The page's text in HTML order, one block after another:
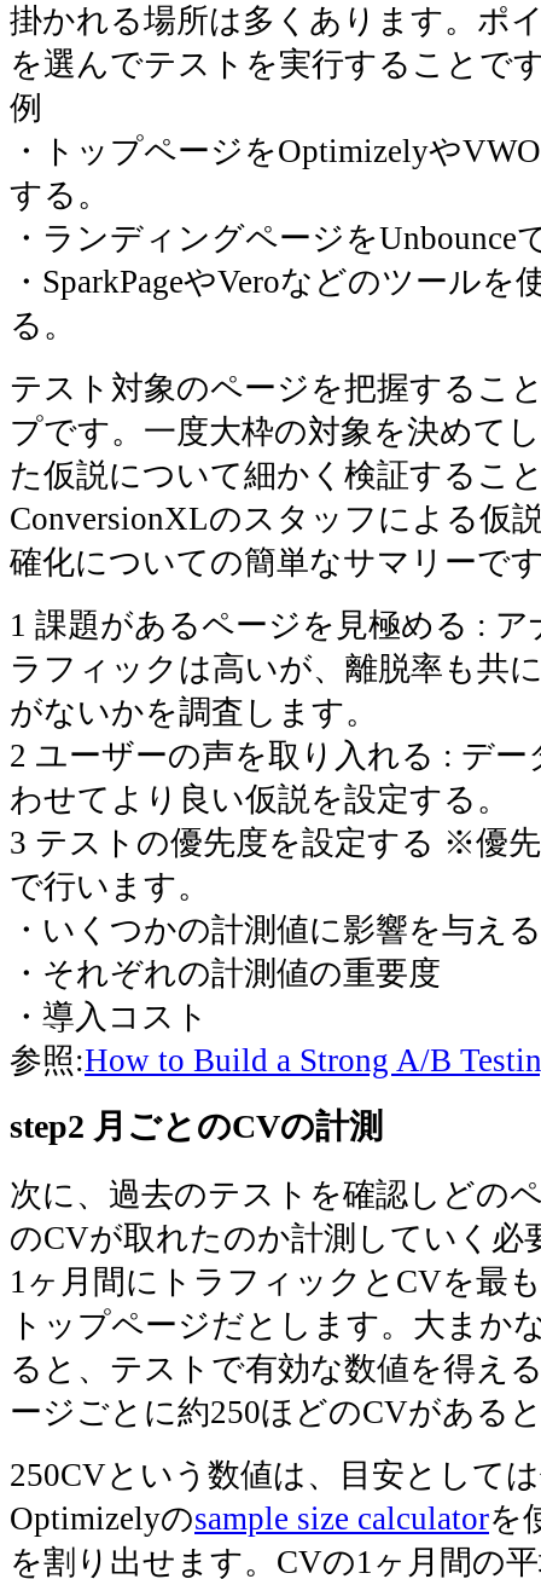
掛かれる場所は多くあります。ポ
を選んでテストを実行することで
例
・トップページをOptimizelyや
する。
・ランディングページをUnbounce
・SparkPageやVeroなどのツール
る。
テスト対象のページを把握するこ
プです。一度大枠の対象を決めて
た仮説について細かく検証するこ
ConversionXLのスタッフによる仮
確化についての簡単なサマリーで
1 課題があるページを見極める :
ラフィックは高いが、離脱率も共
がないかを調査します。
2 ユーザーの声を取り入れる : デ
わせてより良い仮説を設定する。
3 テストの優先度を設定する ※優
で行います。
・いくつかの計測値に影響を与え
・それぞれの計測値の重要度
・導入コスト
参照:How to Build a Strong A/B
step2 月ごとのCVの計測
次に、過去のテストを確認しどの
のCVが取れたのか計測していく必
1ヶ月間にトラフィックとCVを最
トップページだとします。大まか
ると、テストで有効な数値を得え
ージごとに約250ほどのCVがある
250CVという数値は、目安として
Optimizelyのsample size calculatorを
を割り出せます。CVの1ヶ月間の